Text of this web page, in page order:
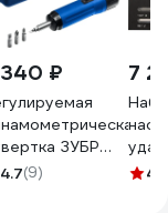
₽
ЗУБР
1-6
4.7(9)
7
4.8